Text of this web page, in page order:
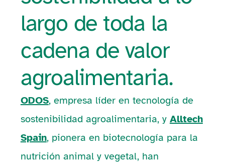
largo de toda la
cadena de valor
agroalimentaria.
ODOS, empresa líder en tecnología de
sostenibilidad agroalimentaria, y Alltech
Spain, pionera en biotecnología para la
nutrición animal y vegetal, han